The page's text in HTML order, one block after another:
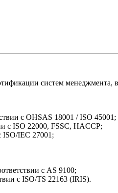
систем
с OHSAS 18001 / ISO 45001;
с ISO 22000, FSSC, HACCP;
ISO/IEC 27001;
с AS 9100;
с ISO/TS 22163 (IRIS).